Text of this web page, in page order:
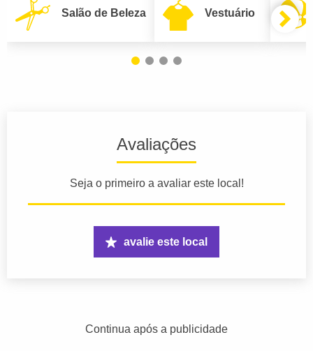
Salão de Beleza Vestuário
Avaliações
Seja o primeiro a avaliar este local!
avalie este local
Continua após a publicidade